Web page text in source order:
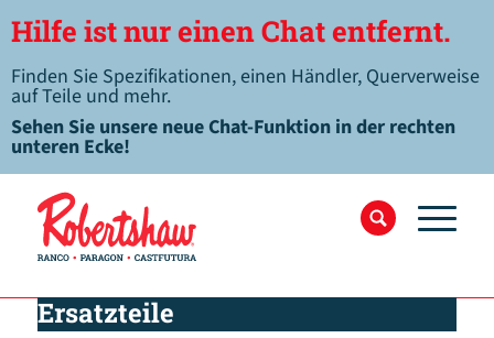
Hilfe ist nur einen Chat entfernt.
Finden Sie Spezifikationen, einen Händler, Querverweise
auf Teile und mehr.
Sehen Sie unsere neue Chat-Funktion in der rechten
unteren Ecke!
Ersatzteile